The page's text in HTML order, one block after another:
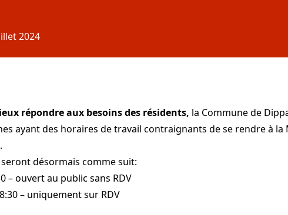
2024
répondre aux besoins des résidents, la Commune de
ayant des horaires de travail contraignants de se rendre à la
désormais comme suit:
– ouvert au public sans RDV
– uniquement sur RDV